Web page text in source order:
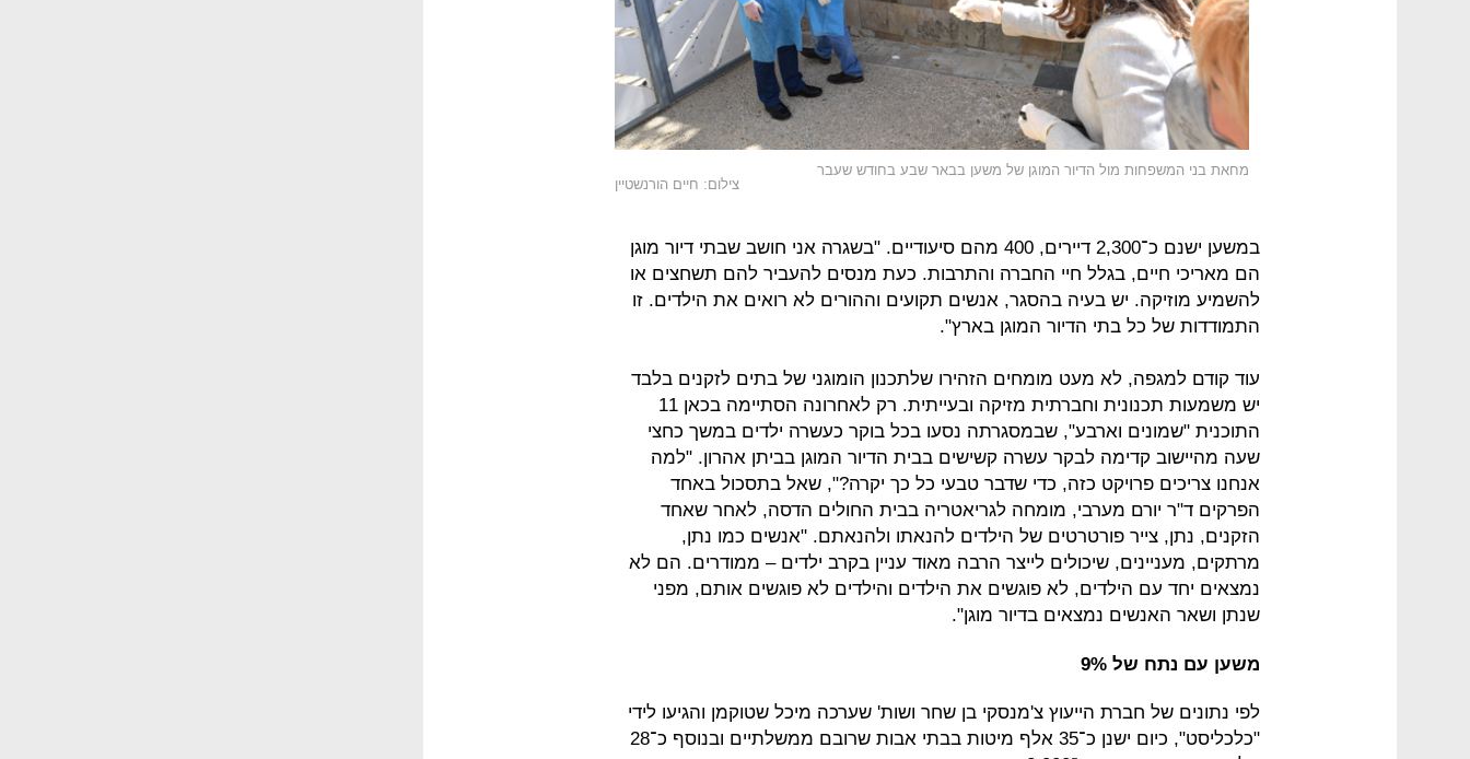
מחאת בני המשפחות מול הדיור המוגן של משען בבאר שבע בחודש שעבר
צילום: חיים הורנשטיין
במשען ישנם כ־2,300 דיירים, 400 מהם סיעודיים. "בשגרה אני חושב שבתי דיור מוגן
הם מאריכי חיים, בגלל חיי החברה והתרבות. כעת מנסים להעביר להם תשחצים או
להשמיע מוזיקה. יש בעיה בהסגר, אנשים תקועים וההורים לא רואים את הילדים. זו
התמודדות של כל בתי הדיור המוגן בארץ".
עוד קודם למגפה, לא מעט מומחים הזהירו שלתכנון הומוגני של בתים לזקנים בלבד
יש משמעות תכנונית וחברתית מזיקה ובעייתית. רק לאחרונה הסתיימה בכאן 11
התוכנית "שמונים וארבע", שבמסגרתה נסעו בכל בוקר כעשרה ילדים במשך כחצי
שעה מהיישוב קדימה לבקר עשרה קשישים בבית הדיור המוגן בביתן אהרון. "למה
אנחנו צריכים פרויקט כזה, כדי שדבר טבעי כל כך יקרה?", שאל בתסכול באחד
הפרקים ד"ר יורם מערבי, מומחה לגריאטריה בבית החולים הדסה, לאחר שאחד
הזקנים, נתן, צייר פורטרטים של הילדים להנאתו ולהנאתם. "אנשים כמו נתן,
מרתקים, מעניינים, שיכולים לייצר הרבה מאוד עניין בקרב ילדים – ממודרים. הם לא
נמצאים יחד עם הילדים, לא פוגשים את הילדים והילדים לא פוגשים אותם, מפני
שנתן ושאר האנשים נמצאים בדיור מוגן".
משען עם נתח של 9%
לפי נתונים של חברת הייעוץ צ'מנסקי בן שחר ושות' שערכה מיכל שטוקמן והגיעו לידי
"כלכליסט", כיום ישנן כ־35 אלף מיטות בבתי אבות שרובם ממשלתיים ובנוסף כ־28